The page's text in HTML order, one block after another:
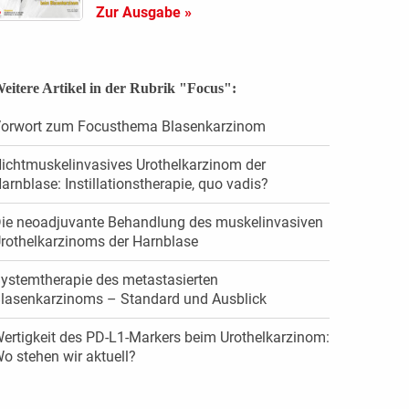
Zur Ausgabe »
Artikel in der Rubrik "Focus":
zum Focusthema Blasenkarzinom
Urothelkarzinom der
Instillationstherapie, quo vadis?
neoadjuvante Behandlung des muskel­invasiven
der Harnblase
des metastasierten
– Standard und Ausblick
des PD-L1-Markers beim Urothelkarzinom:
stehen wir aktuell?